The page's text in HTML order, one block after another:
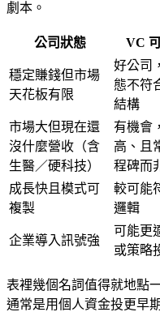
劇本。
公司狀態 VC
穩定賺錢但市場
天花板有限
好公司
態不符
結構
市場大但現在還
沒什麼營收（含
生醫／硬科技）
有機會
高、且
程碑而
成長快且模式可
複製
較可能
邏輯
企業導入訊號強
可能更
或策略
表裡幾個名詞值得就地點
通常是用個人資金投更早